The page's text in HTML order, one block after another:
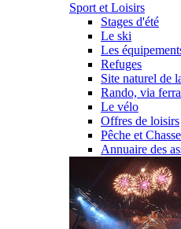
Sport et Loisirs
Stages d'été
Le ski
Les
Refuges
Site naturel de
Rando, via
Le vélo
Offres de loisirs
Pêche et Chasse
Annuaire des